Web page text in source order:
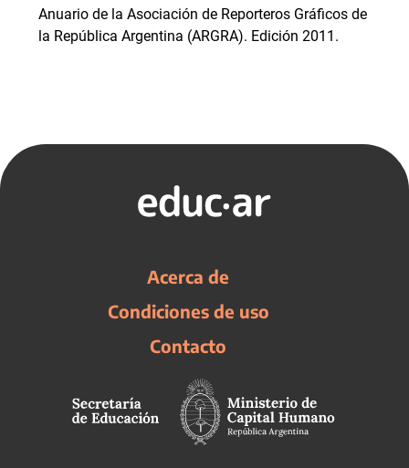
Anuario de la Asociación de Reporteros Gráficos de
la República Argentina (ARGRA). Edición 2011.
Acerca de
Condiciones de uso
Contacto